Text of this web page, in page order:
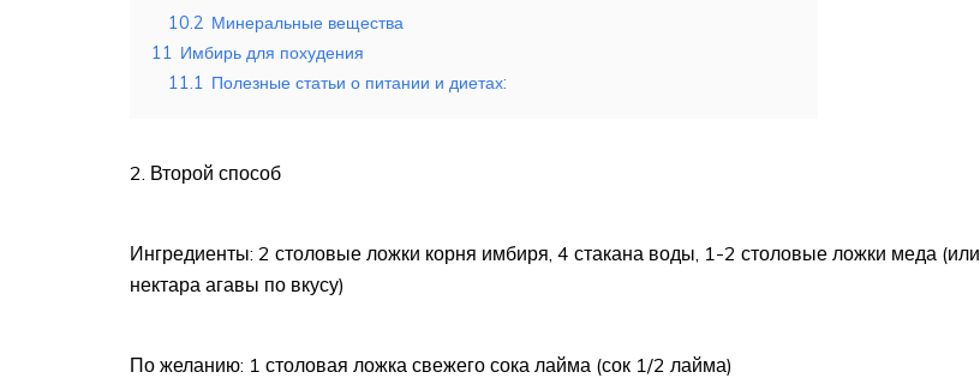
10.2 Минеральные вещества
11 Имбирь для похудения
11.1 Полезные статьи о питании и диетах:
2. Второй способ
Ингредиенты: 2 столовые ложки корня имбиря, 4 стакана воды, 1-2 столовые ложки меда (или
нектара агавы по вкусу)
По желанию: 1 столовая ложка свежего сока лайма (сок 1/2 лайма)